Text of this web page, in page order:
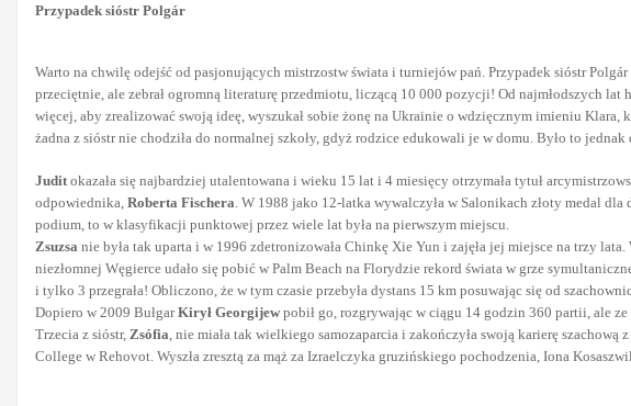
Przypadek sióstr Polgár
Warto na chwilę odejść od pasjonujących mistrzostw świata i turniejów pań. Przypadek sióstr
przeciętnie, ale zebrał ogromną literaturę przedmiotu, liczącą 10 000 pozycji! Od najmłodszych
więcej, aby zrealizować swoją ideę, wyszukał sobie żonę na Ukrainie o wdzięcznym imieniu Klara,
żadna z sióstr nie chodziła do normalnej szkoły, gdyż rodzice edukowali je w domu. Było to
Judit okazała się najbardziej utalentowana i wieku 15 lat i 4 miesięcy otrzymała tytuł
odpowiednika, Roberta Fischera . W 1988 jako 12-latka wywalczyła w Salonikach złoty medal
podium, to w klasyfikacji punktowej przez wiele lat była na pierwszym miejscu.
Zsuzsa nie była tak uparta i w 1996 zdetronizowała Chinkę Xie Yun i zajęła jej miejsce na trzy
niezłomnej Węgierce udało się pobić w Palm Beach na Florydzie rekord świata w grze
i tylko 3 przegrała! Obliczono, że w tym czasie przebyła dystans 15 km posuwając się od
Dopiero w 2009 BułgarKirył Georgijew pobił go, rozgrywając w ciągu 14 godzin 360 partii, ale
Trzecia z sióstr, Zsófia , nie miała tak wielkiego samozaparcia i zakończyła swoją karierę
College w Rehovot. Wyszła zresztą za mąż za Izraelczyka gruzińskiego pochodzenia, Iona